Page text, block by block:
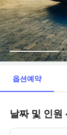
옵션예약
날짜 및 인원